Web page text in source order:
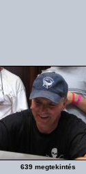
639 megtekintés